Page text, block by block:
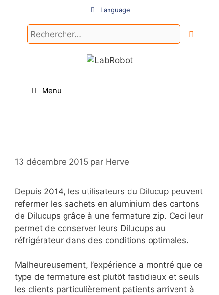
contenu
Language
Rechercher :
Menu
13 décembre 2015 par Herve
Depuis 2014, les utilisateurs du Dilucup peuvent
refermer les sachets en aluminium des cartons
de Dilucups grâce à une fermeture zip. Ceci leur
permet de conserver leurs Dilucups au
réfrigérateur dans des conditions optimales.
Malheureusement, l’expérience a montré que ce
type de fermeture est plutôt fastidieux et seuls
les clients particulièrement patients arrivent à